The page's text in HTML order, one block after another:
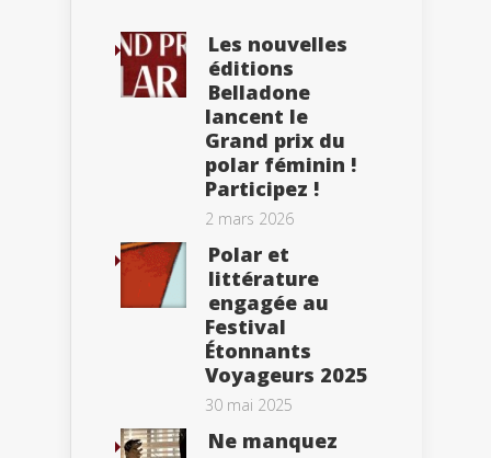
Les nouvelles
éditions
Belladone
lancent le
Grand prix du
polar féminin !
Participez !
2 mars 2026
Polar et
littérature
engagée au
Festival
Étonnants
Voyageurs 2025
30 mai 2025
Ne manquez